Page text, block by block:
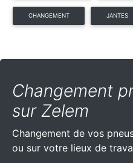
CHANGEMENT JANTES
Changement
sur Zelem
Changement de vos
ou sur votre lieux de